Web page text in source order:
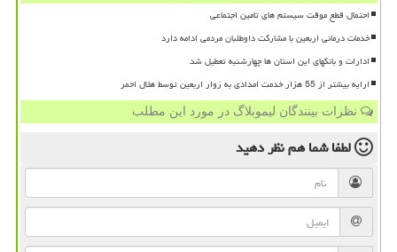
احتمال قطع موقت سیستم های تامین اجتماعی
خدمات درمانی اربعین با مشارکت داوطلبان مردمی ادامه دارد
ادارات و بانکهای این استان ها چهارشنبه تعطیل شد
ارایه بیشتر از 55 هزار خدمت امدادی به زوار اربعین توسط هلال احمر
نظرات بینندگان لیموبلاگ در مورد این مطلب
لطفا شما همنظر دهید